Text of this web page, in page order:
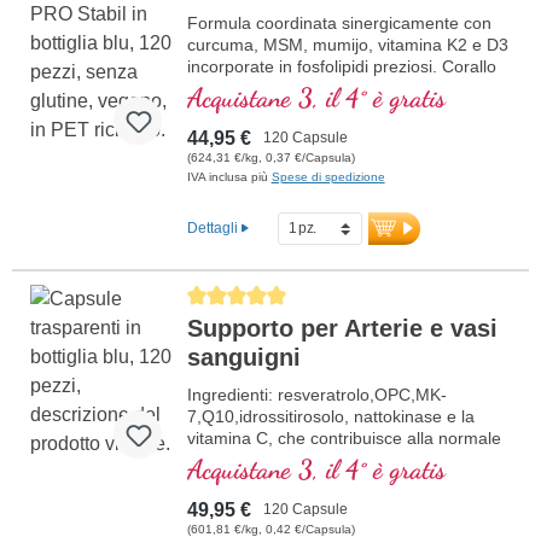
Formula coordinata sinergicamente con
curcuma, MSM, mumijo, vitamina K2 e D3
incorporate in fosfolipidi preziosi. Corallo
Sango contenente magnesio e calcio, che
contribuisce al mantenimento di ossa
normali.
Acquistane 3, il 4° è gratis
44,95 € 120 Capsule
(624,31 €/kg, 0,37 €/Capsula)
IVA inclusa più Spese di spedizione
Dettagli
Average rating of 5 out of 5 stars
Supporto per Arterie e vasi
sanguigni
Ingredienti: resveratrolo,OPC,MK-
7,Q10,idrossitirosolo, nattokinase e la
vitamina C, che contribuisce alla normale
formazione del collagene per la normale
funzione dei vasi sanguigni. Le vitamine
del gruppo B sono presenti in forma
bioattiva.
Acquistane 3, il 4° è gratis
49,95 € 120 Capsule
(601,81 €/kg, 0,42 €/Capsula)